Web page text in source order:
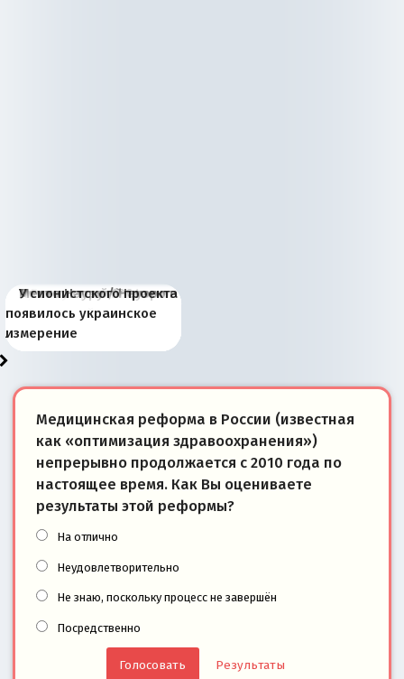
Киевская марионетка
Запада рассказала о
«переобувании» хозяев
В России назрели
перемены: 15 шагов к
суверенной экономике
Миграционный пожар
Европы
Россия начинает
сбрасывать балласт
Анкориджа
Россия зимой 1904
года: первые уступки во
внутренней политике
Русская нация вчера и
сегодня
Почему правый крах в
Варшаве не поможет её
отношениям с Россией?
Место Науру / Науэро в
современной истории
Южной Осетии
У сионистского проекта
появилось украинское
измерение
Медицинская реформа в России (известная
как «оптимизация здравоохранения»)
непрерывно продолжается с 2010 года по
настоящее время. Как Вы оцениваете
результаты этой реформы?
На отлично
Неудовлетворительно
Не знаю, поскольку процесс не завершён
Посредственно
Результаты